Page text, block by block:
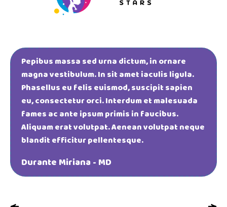
Pepibus massa sed urna dictum, in ornare
magna vestibulum. In sit amet iaculis ligula.
Phasellus eu felis euismod, suscipit sapien
eu, consectetur orci. Interdum et malesuada
fames ac ante ipsum primis in faucibus.
Aliquam erat volutpat. Aenean volutpat neque
blandit efficitur pellentesque.
Durante Miriana - MD